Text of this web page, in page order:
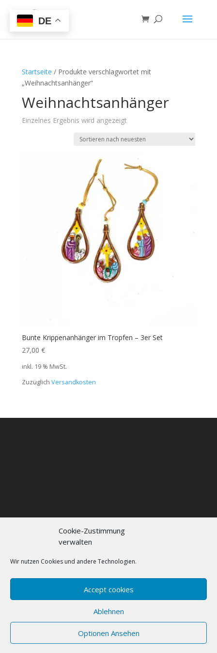
Cookie-Zustimmung
verwalten
Wir nutzen Cookies und andere Technologien.
Accept cookies
Ablehnen
Optionen Ansehen
Startseite / Produkte verschlagwortet mit
„Weihnachtsanhänger“
Weihnachtsanhänger
Einzelnes Ergebnis wird angezeigt
Bunte Krippenanhänger im Tropfen – 3er Set
27,00 €
inkl. 19 % MwSt.
Zuzüglich Versandkosten
Kontakt
Elegant Themes
WordPress
DE